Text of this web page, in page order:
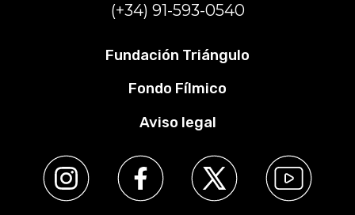
(+34) 91-593-0540
Fundación Triángulo
Fondo Fílmico
Aviso legal